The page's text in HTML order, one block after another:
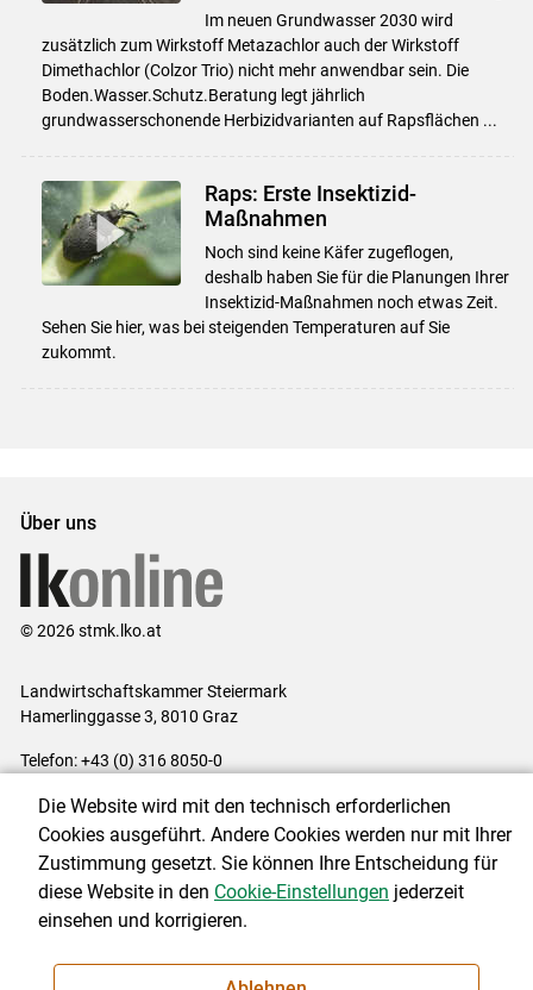
Im neuen Grundwasser 2030 wird
zusätzlich zum Wirkstoff Metazachlor auch der Wirkstoff
Dimethachlor (Colzor Trio) nicht mehr anwendbar sein. Die
Boden.Wasser.Schutz.Beratung legt jährlich
grundwasserschonende Herbizidvarianten auf Rapsflächen ...
Raps: Erste Insektizid-
Maßnahmen
Noch sind keine Käfer zugeflogen,
deshalb haben Sie für die Planungen Ihrer
Insektizid-Maßnahmen noch etwas Zeit.
Sehen Sie hier, was bei steigenden Temperaturen auf Sie
zukommt.
Über uns
© 2026 stmk.lko.at
Landwirtschaftskammer Steiermark
Hamerlinggasse 3, 8010 Graz
Telefon: +43 (0) 316 8050-0
Impressum|Kontakt|Datenschutzerklärung|Barrierefreiheit|
Cookie-Einstellungen
NEWSLETTER
Die Website wird mit den technisch erforderlichen
Cookies ausgeführt. Andere Cookies werden nur mit Ihrer
Zustimmung gesetzt. Sie können Ihre Entscheidung für
diese Website in den Cookie-Einstellungen jederzeit
einsehen und korrigieren.